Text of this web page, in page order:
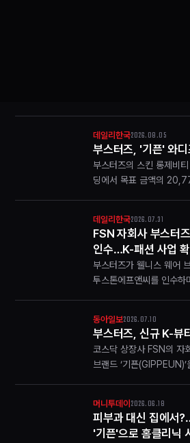
데일리한국2026.08.05
부스터즈, '기픈' 와
부스터즈의 스킨 롱제비
딩에서 목표 금액의
데일리한국2026.07.31
FSN 자회사 부스터
인수…K-패션 사업
부스터즈가 웰니스 웨어
투스톤에프앤씨를 인수
동아일보2026.07.10
부스터즈, 신규 K-뷰
코스닥 상장사 FSN의 자
브랜드 ‘기픈
대행사 중심에서 브랜드·
로…
머니투데이 2026.06.18
피부과 대신 집에서
'기픈'으로 홈클리닉